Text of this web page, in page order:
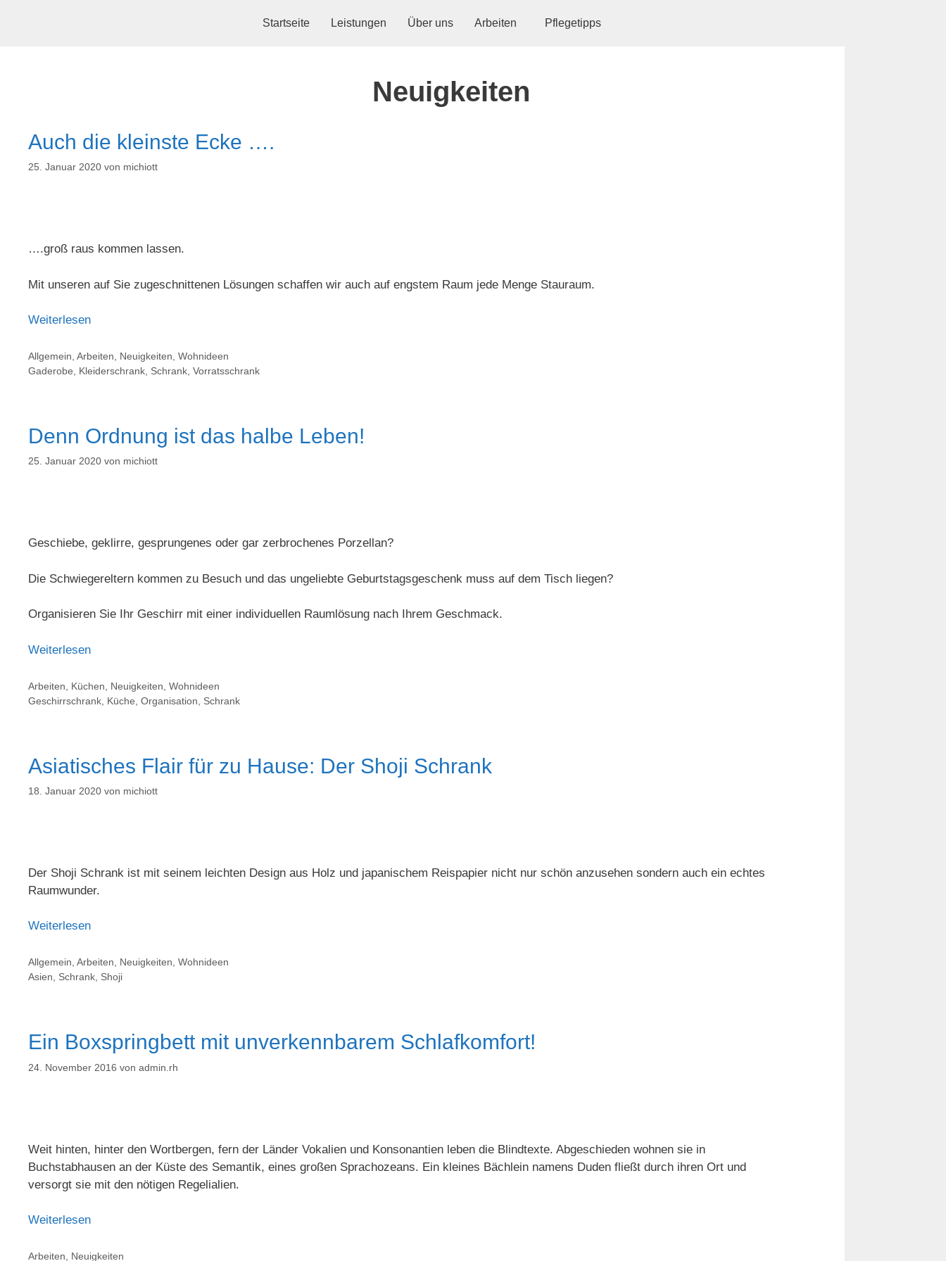
Startseite Leistungen Über uns Arbeiten Pflegetipps
Neuigkeiten
Auch die kleinste Ecke ….
25. Januar 2020 von michiott
….groß raus kommen lassen.
Mit unseren auf Sie zugeschnittenen Lösungen schaffen wir auch auf engstem Raum jede Menge Stauraum.
Weiterlesen
Allgemein Arbeiten Neuigkeiten Wohnideen
Gaderobe
Kleiderschrank Schrank Vorratsschrank
Denn Ordnung ist das halbe Leben!
25. Januar 2020 von michiott
Geschiebe, geklirre, gesprungenes oder gar zerbrochenes Porzellan?
Die Schwiegereltern kommen zu Besuch und das ungeliebte Geburtstagsgeschenk muss auf dem Tisch liegen?
Organisieren Sie Ihr Geschirr mit einer individuellen Raumlösung nach Ihrem Geschmack.
Weiterlesen
Arbeiten Küchen Neuigkeiten Wohnideen
Geschirrschrank Küche Organisation Schrank
Asiatisches Flair für zu Hause: Der Shoji Schrank
18. Januar 2020 von michiott
Der Shoji Schrank ist mit seinem leichten Design aus Holz und japanischem Reispapier nicht nur schön anzusehen sondern auch ein echtes
Raumwunder.
Weiterlesen
Allgemein, Arbeiten, Neuigkeiten, Wohnideen
Asien, Schrank, Shoji
Ein Boxspringbett mit unverkennbarem Schlafkomfort!
24. November 2016 von admin.rh
Weit hinten, hinter den Wortbergen, fern der Länder Vokalien und Konsonantien leben die Blindtexte. Abgeschieden wohnen sie in
Buchstabhausen an der Küste des Semantik, eines großen Sprachozeans. Ein kleines Bächlein namens Duden fließt durch ihren Ort und
versorgt sie mit den nötigen Regelialien.
Weiterlesen
Arbeiten Neuigkeiten